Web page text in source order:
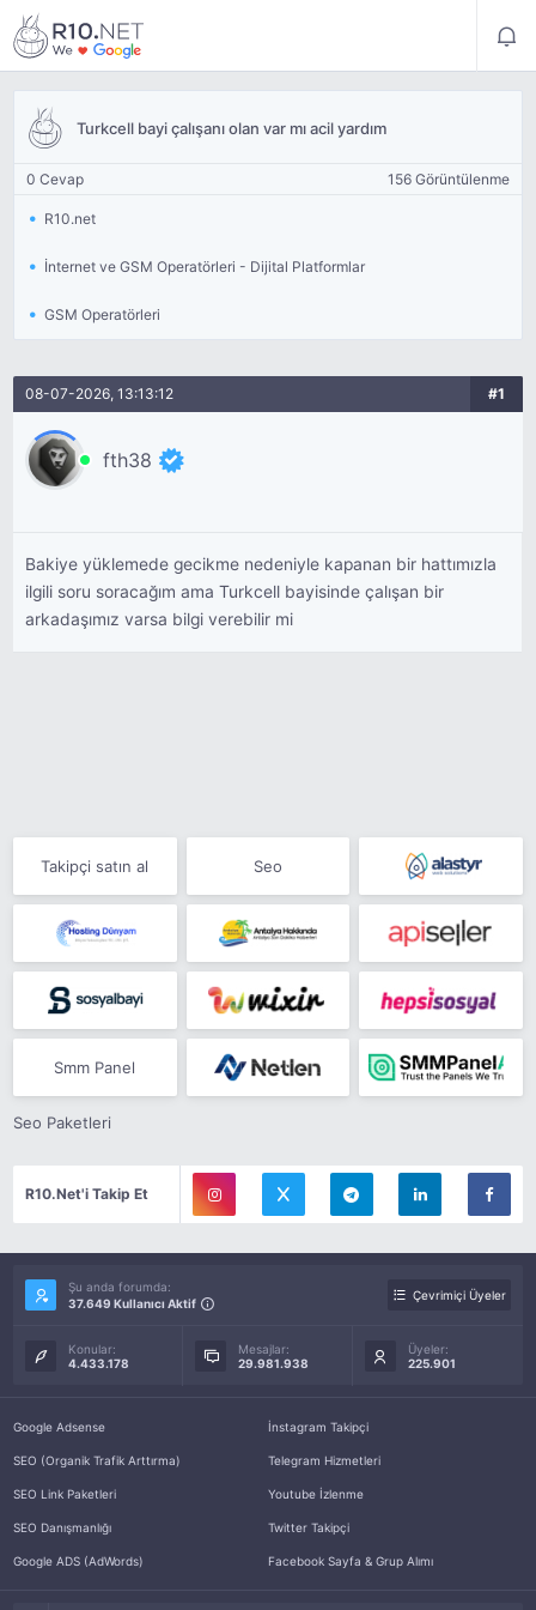
Turkcell bayi çalışanı olan var mı acil yardım
0 Cevap 156 Görüntülenme
R10.net
İnternet ve GSM Operatörleri - Dijital Platformlar
GSM Operatörleri
08-07-2026, 13:13:12 #1
fth38
Bakiye yüklemede gecikme nedeniyle kapanan bir hattımızla
ilgili soru soracağım ama Turkcell bayisinde çalışan bir
arkadaşımız varsa bilgi verebilir mi
Takipçi satın al Seo
Smm Panel
Seo Paketleri
R10.Net'i Takip Et
Şu anda forumda:
37.649 Kullanıcı Aktif
Çevrimiçi Üyeler
Konular:
4.433.178
Mesajlar:
29.981.938
Üyeler:
225.901
Google Adsense
SEO (Organik Trafik Arttırma)
SEO Link Paketleri
SEO Danışmanlığı
Google ADS (AdWords)
İnstagram Takipçi
Telegram Hizmetleri
Youtube İzlenme
Twitter Takipçi
Facebook Sayfa & Grup Alımı